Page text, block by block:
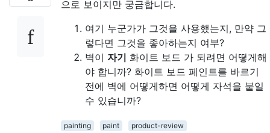
으로 보이지만 궁금합니다.
여기 누군가가 그것을 사용했는지, 만약 그
렇다면 그것을 좋아하는지 여부?
벽이 자기 화이트 보드 가 되려면 어떻게해
야 합니까? 화이트 보드 페인트를 바르기
전에 벽에 어떻게하면 어떻게 자석을 붙일
수 있습니까?
painting paint
product-review